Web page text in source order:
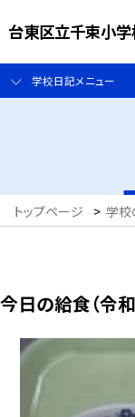
台東区立千束小
学校日記メニュー
トップページ > 学校
今日の給食（令和